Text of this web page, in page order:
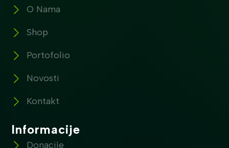
O Nama
Shop
Portofolio
Novosti
Kontakt
Informacije
Donacije